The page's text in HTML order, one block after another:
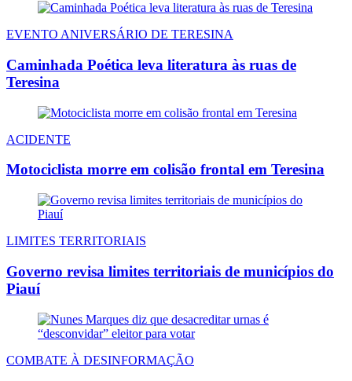
EVENTO ANIVERSÁRIO DE TERESINA
Caminhada Poética leva literatura às ruas de
Teresina
ACIDENTE
Motociclista morre em colisão frontal em Teresina
LIMITES TERRITORIAIS
Governo revisa limites territoriais de municípios do
Piauí
COMBATE À DESINFORMAÇÃO